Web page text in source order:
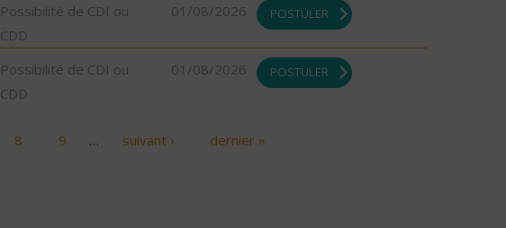
Possibilité de CDI ou
CDD
01/08/2026 POSTULER
Possibilité de CDI ou
CDD
01/08/2026 POSTULER
8 9 … suivant › dernier »